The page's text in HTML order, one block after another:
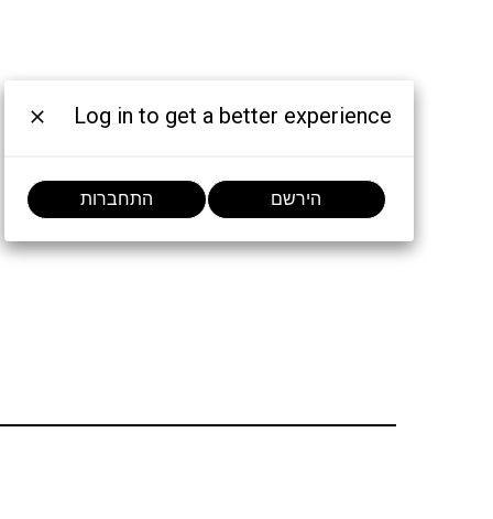
Log in to get a better experience
הירשם התחברות